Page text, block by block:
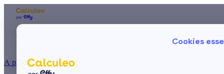
Cookies
À propos
Nos conseils